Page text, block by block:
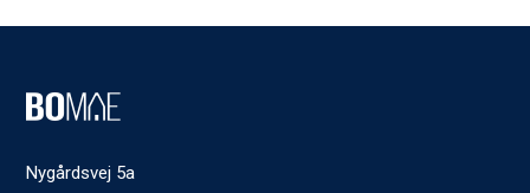
Nygårdsvej 5a